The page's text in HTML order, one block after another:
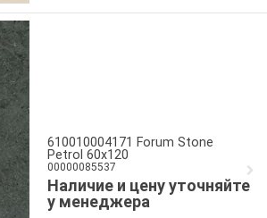
610010004171 Forum Stone
Petrol 60x120
00000085537
Наличие и цену уточняйте
у менеджера